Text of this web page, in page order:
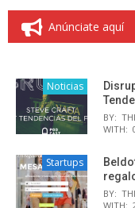
Anúnciate aquí
Noticias
BY:
WITH:
Startups
BY:
WITH: